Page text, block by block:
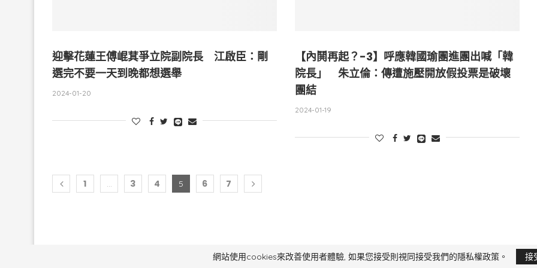
迎擊花蓮王傅崐萁爭立院副院長 江啟臣：剛
選完不要一天到晚都想選舉
2024-01-20
【內鬨再起？-3】呼應韓國瑜團進團出喊「韓
院長」 朱立倫：傳遭施壓開放假投票是破壞
團結
2024-01-19
1 ... 3 4 5 6 7
毅傳媒控股股份有限公司 版權所有，非經授權，不得轉載 All Right Reserved.Yi Media Inc. 電話
網站使用cookies來改善使用者體驗, 如果您接受則視同接受我們的隱私權政策。 接